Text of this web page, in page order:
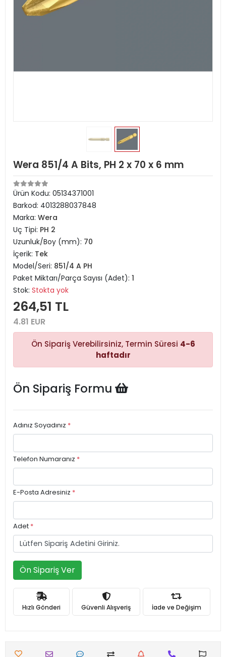
Wera 851/4 A Bits, PH 2 x 70 x 6 mm
Ürün Kodu: 05134371001
Barkod: 4013288037848
Marka: Wera
Uç Tipi: PH 2
Uzunluk/Boy (mm): 70
İçerik: Tek
Model/Seri: 851/4 A PH
Paket Miktarı/Parça Sayısı (Adet): 1
Stok: Stokta yok
264,51 TL
4.81 EUR
Ön Sipariş Verebilirsiniz, Termin Süresi 4-6
haftadır
Ön Sipariş Formu
Adınız Soyadınız *
Telefon Numaranız *
E-Posta Adresiniz *
Adet *
Ön Sipariş Ver
Hızlı Gönderi Güvenli Alışveriş İade ve Değişim